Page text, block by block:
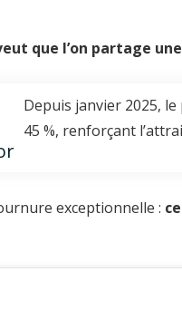
que l’on partage
Depuis janvier 2025,
45 %, renforçant
exceptionnelle :